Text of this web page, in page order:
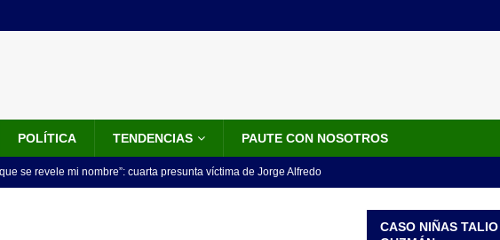
POLÍTICA TENDENCIAS PAUTE CON NOSOTROS
se revele mi nombre”: cuarta presunta víctima de Jorge Alfredo
CASO NIÑAS